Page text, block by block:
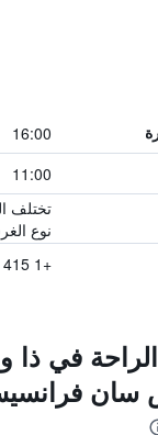
16:00
11:00
تختلف
نوع
+1 415 397 7000
في ذا